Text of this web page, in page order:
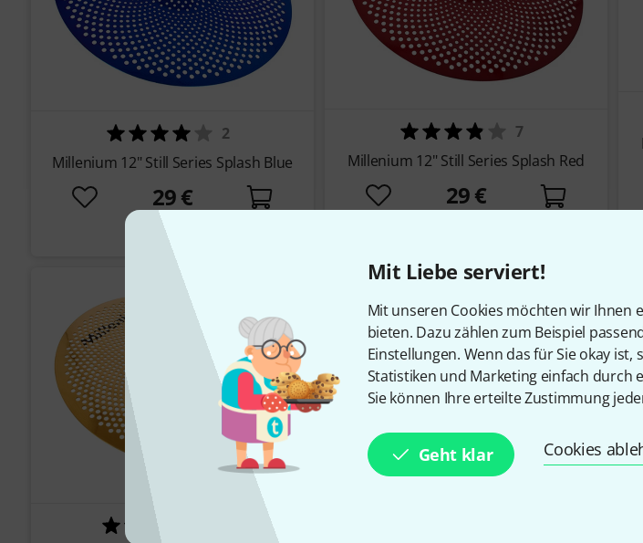
Mit Liebe serviert!
Mit unseren Cookies möchten wir Ihnen
bieten. Dazu zählen zum Beispiel
Einstellungen. Wenn das für Sie okay
Statistiken und Marketing einfach durch
Sie können Ihre erteilte Zustimmung
Geht klar Cookies
2
Millenium 12" Still Series Splash Blue
29 €
Sofort lieferbar
7
Millenium 12" Still Series Splash Red
29 €